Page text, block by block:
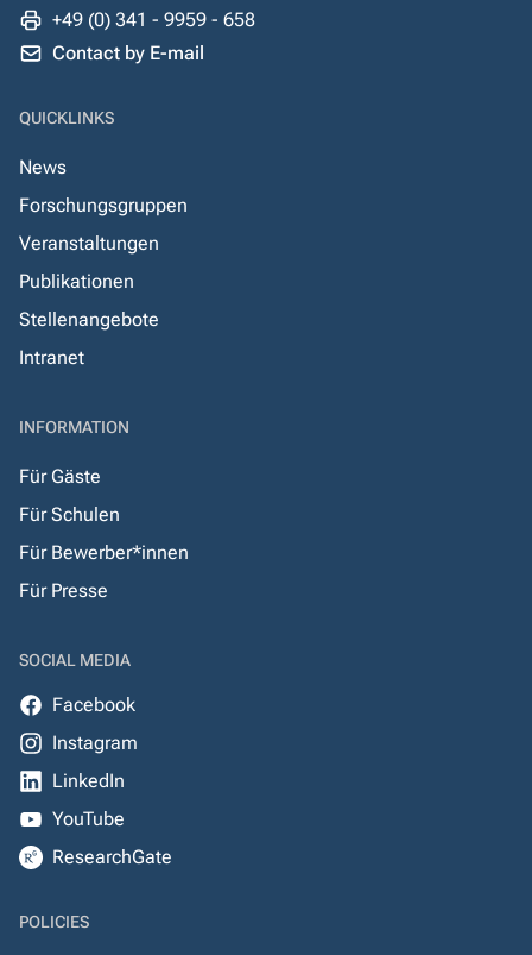
+49 (0) 341 - 9959 - 658
Contact by E-mail
QUICKLINKS
News
Forschungsgruppen
Veranstaltungen
Publikationen
Stellenangebote
Intranet
INFORMATION
Für Gäste
Für Schulen
Für Bewerber*innen
Für Presse
SOCIAL MEDIA
Facebook
Instagram
LinkedIn
YouTube
ResearchGate
POLICIES